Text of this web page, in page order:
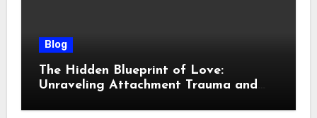
Blog
The Hidden Blueprint of Love:
Unraveling Attachment Trauma and